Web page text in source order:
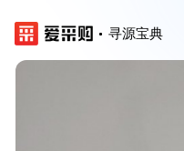
寻源宝典